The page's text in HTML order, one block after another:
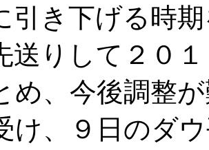
引き下げる時
送りして２０
め、今後調整
け、９日のダ